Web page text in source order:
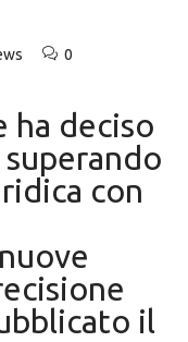
0
ha deciso
superando
con
il